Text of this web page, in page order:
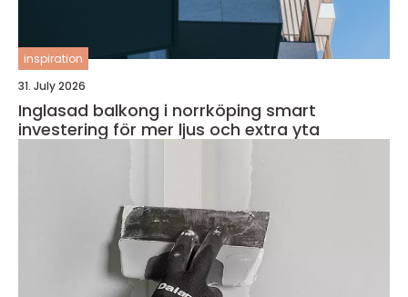
inspiration
31. July 2026
Inglasad balkong i norrköping smart
investering för mer ljus och extra yta